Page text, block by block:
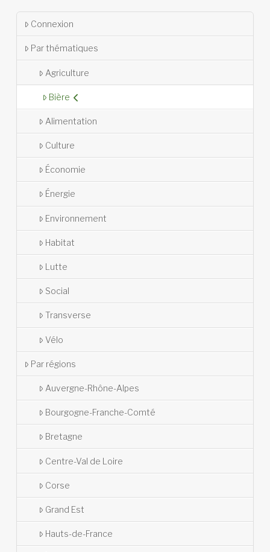
Connexion
Par thématiques
Agriculture
Bière
Alimentation
Culture
Économie
Énergie
Environnement
Habitat
Lutte
Social
Transverse
Vélo
Par régions
Auvergne-Rhône-Alpes
Bourgogne-Franche-Comté
Bretagne
Centre-Val de Loire
Corse
Grand Est
Hauts-de-France